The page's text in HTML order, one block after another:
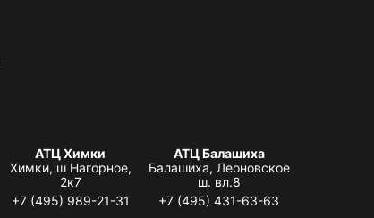
АТЦ Химки
Химки, ш Нагорное,
2к7
+7 (495) 989-21-31
АТЦ Балашиха
Балашиха, Леоновское
ш. вл.8
+7 (495) 431-63-63